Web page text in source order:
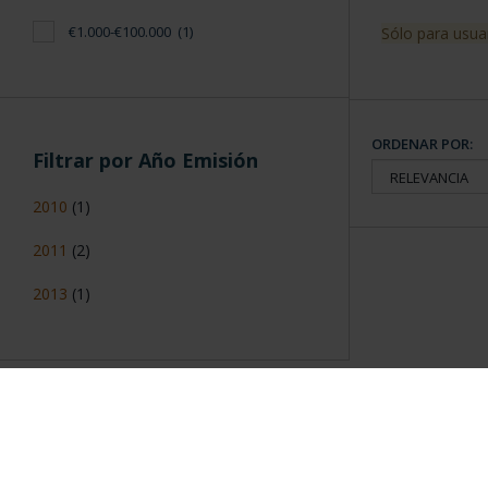
€1.000-€100.000 (1)
Filtrar por Año Emisión
2010 (1)
2011 (2)
2013 (1)
Sólo para
ORDENAR POR: